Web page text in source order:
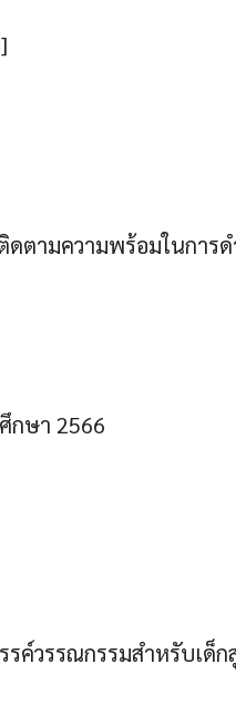
ตามความพร้อมในการด
กษา 2566
ค์วรรณกรรมสำหรับเด็ก